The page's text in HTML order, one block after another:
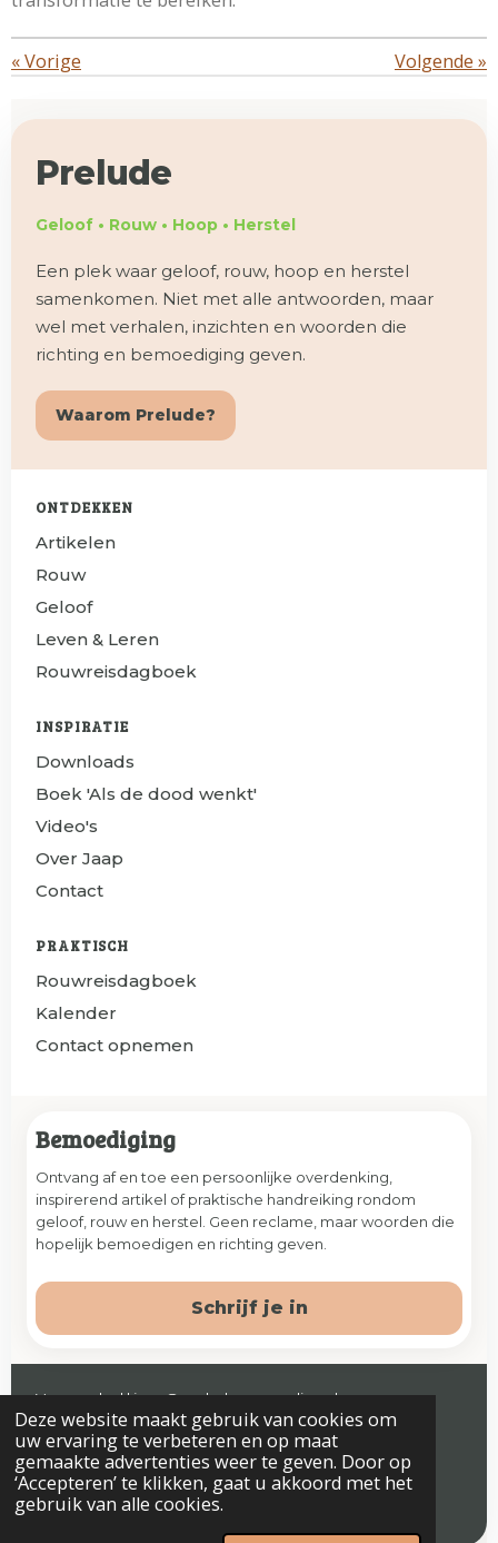
Deze website maakt gebruik van cookies om
uw ervaring te verbeteren en op maat
gemaakte advertenties weer te geven. Door op
‘Accepteren’ te klikken, gaat u akkoord met het
gebruik van alle cookies.
«Vorige Volgende »
Prelude
Geloof • Rouw • Hoop • Herstel
Een plek waar geloof, rouw, hoop en herstel
samenkomen. Niet met alle antwoorden, maar
wel met verhalen, inzichten en woorden die
richting en bemoediging geven.
Waarom Prelude?
ONTDEKKEN
Artikelen
Rouw
Geloof
Leven & Leren
Rouwreisdagboek
INSPIRATIE
Downloads
Boek 'Als de dood wenkt'
Video's
Over Jaap
Contact
PRAKTISCH
Rouwreisdagboek
Kalender
Contact opnemen
Bemoediging
Ontvang af en toe een persoonlijke overdenking,
inspirerend artikel of praktische handreiking rondom
geloof, rouw en herstel. Geen reclame, maar woorden die
hopelijk bemoedigen en richting geven.
Schrijf je in
Veenendaal | jaap@prelude-counseling.nl
© 2026 Prelude. Alle rechten voorbehouden.
Algemene voorwaardenPrivacyverklaring & Disclaimer